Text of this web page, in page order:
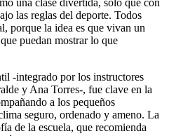
las reglas del deporte. Todos
porque la idea es que vivan un
puedan mostrar lo que
-integrado por los instructores
y Ana Torres-, fue clave en la
a los pequeños
seguro, ordenado y ameno. La
de la escuela, que recomienda